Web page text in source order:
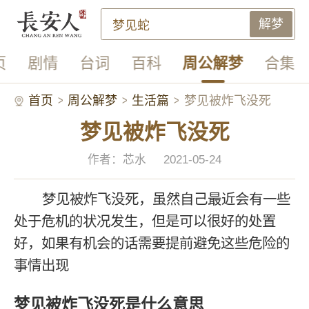
解梦
剧情 台词 百科 周公解梦 合集
首页 周公解梦 生活篇 梦见被炸飞没死
梦见被炸飞没死
作者：芯水 2021-05-24
梦见被炸飞没死，虽然自己最近会有一些
处于危机的状况发生，但是可以很好的处置
好，如果有机会的话需要提前避免这些危险的
事情出现
梦见被炸飞没死是什么意思